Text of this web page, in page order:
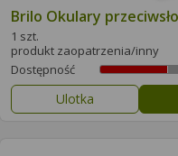
Brilo Okulary
1 szt.
produkt zaopatrzenia/inny
Dostępność
Ulotka